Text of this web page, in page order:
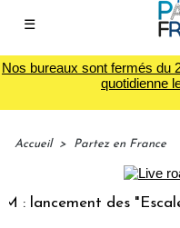
☰
Nos bureaux sont fermés du
quotidienne
Accueil > Partez en France
des "Escales